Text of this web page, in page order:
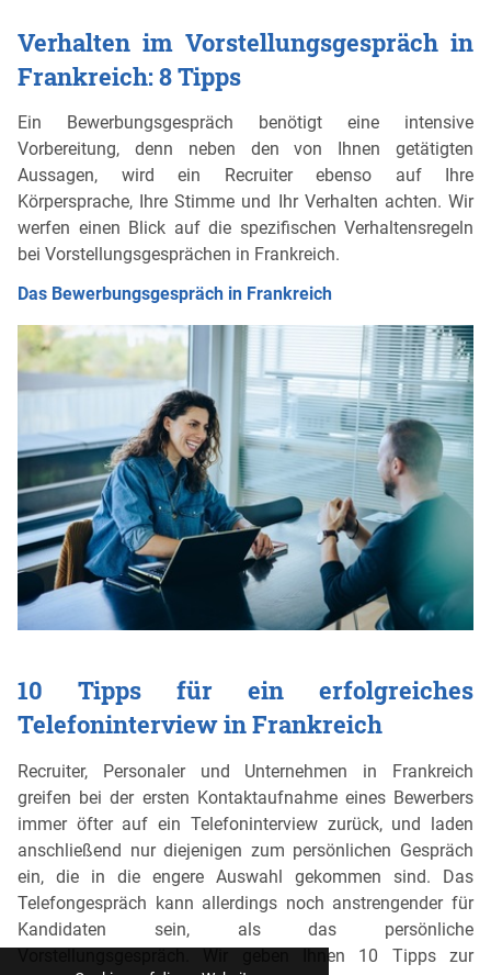
Verhalten im Vorstellungsgespräch in
Frankreich: 8 Tipps
Ein Bewerbungsgespräch benötigt eine intensive
Vorbereitung, denn neben den von Ihnen getätigten
Aussagen, wird ein Recruiter ebenso auf Ihre
Körpersprache, Ihre Stimme und Ihr Verhalten achten. Wir
werfen einen Blick auf die spezifischen Verhaltensregeln
bei Vorstellungsgesprächen in Frankreich.
Das Bewerbungsgespräch in Frankreich
10 Tipps für ein erfolgreiches
Telefoninterview in Frankreich
Recruiter, Personaler und Unternehmen in Frankreich
greifen bei der ersten Kontaktaufnahme eines Bewerbers
immer öfter auf ein Telefoninterview zurück, und laden
anschließend nur diejenigen zum persönlichen Gespräch
ein, die in die engere Auswahl gekommen sind. Das
Telefongespräch kann allerdings noch anstrengender für
Kandidaten sein, als das persönliche
Vorstellungsgespräch. Wir geben Ihnen 10 Tipps zur